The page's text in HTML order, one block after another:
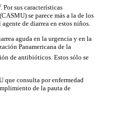
. Por sus características
se parece más a la de los
de diarrea en estos niños.
aguda en la urgencia y en la
Panamericana de la
de antibióticos. Estos sólo se
que consulta por enfermedad
de la pauta de